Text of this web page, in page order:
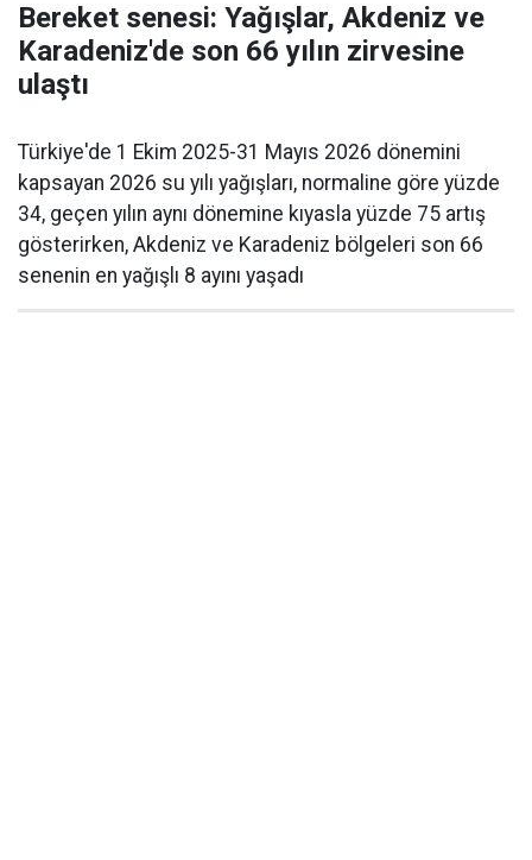
Bereket senesi: Yağışlar, Akdeniz ve
Karadeniz'de son 66 yılın zirvesine
ulaştı
Türkiye'de 1 Ekim 2025-31 Mayıs 2026 dönemini
kapsayan 2026 su yılı yağışları, normaline göre yüzde
34, geçen yılın aynı dönemine kıyasla yüzde 75 artış
gösterirken, Akdeniz ve Karadeniz bölgeleri son 66
senenin en yağışlı 8 ayını yaşadı